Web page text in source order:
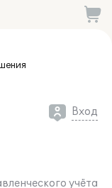
Вход
учёта